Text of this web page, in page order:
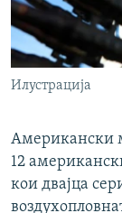
Илустрација
Американски
12
кои двајца